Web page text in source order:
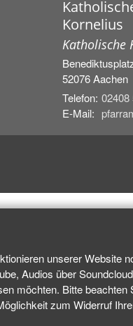
Kornelius
Katholische
52076Aachen
Telefon: 02408
E-Mail:
unserer Website
Audios über
möchten. Bitte
zum Widerruf